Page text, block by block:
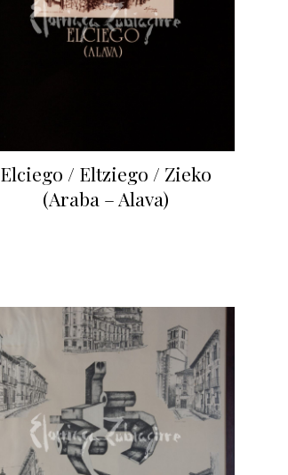
Elciego / Eltziego / Zieko
(Araba – Alava)